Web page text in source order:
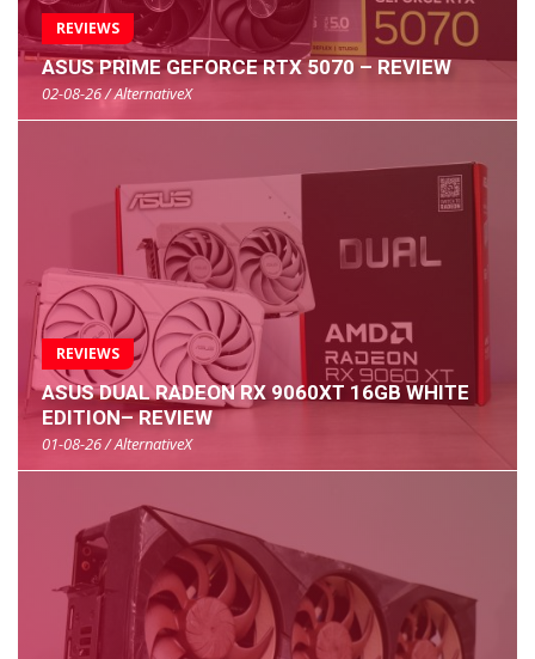
REVIEWS
ASUS PRIME GEFORCE RTX 5070 – REVIEW
02-08-26 / AlternativeX
REVIEWS
ASUS DUAL RADEON RX 9060XT 16GB WHITE
EDITION– REVIEW
01-08-26 / AlternativeX